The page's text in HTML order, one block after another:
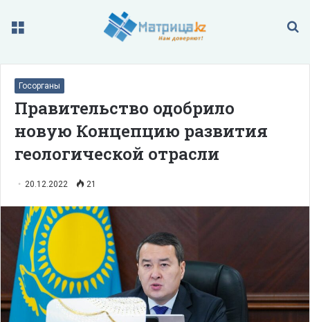
Меню
Госорганы
Правительство одобрило
новую Концепцию развития
геологической отрасли
20.12.2022 21